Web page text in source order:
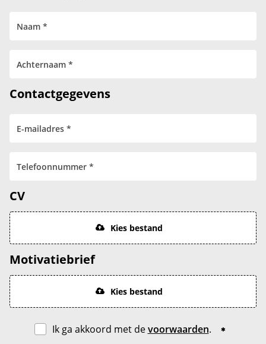
Contactgegevens
CV
Kies bestand
Motivatiebrief
Kies bestand
Ik ga akkoord met devoorwaarden.